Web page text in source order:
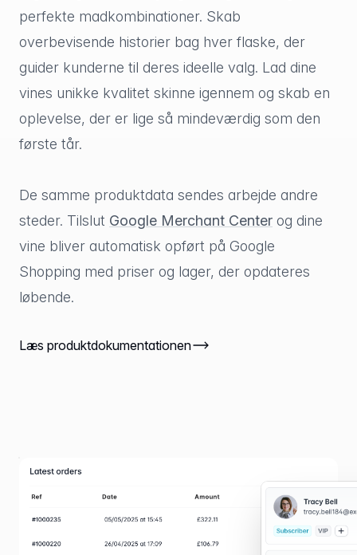
perfekte madkombinationer. Skab
overbevisende historier bag hver flaske, der
guider kunderne til deres ideelle valg. Lad dine
vines unikke kvalitet skinne igennem og skab en
oplevelse, der er lige så mindeværdig som den
første tår.
De samme produktdata sendes arbejde andre
steder. Tilslut Google Merchant Center og dine
vine bliver automatisk opført på Google
Shopping med priser og lager, der opdateres
løbende.
Læs produktdokumentationen